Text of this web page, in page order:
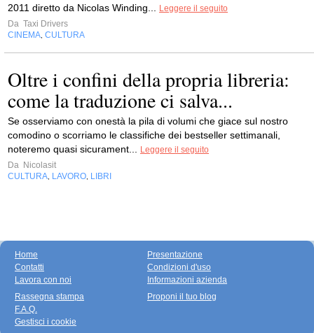
2011 diretto da Nicolas Winding...
Leggere il seguito
Da Taxi Drivers
CINEMA CULTURA
Oltre i confini della propria libreria:
come la traduzione ci salva...
Se osserviamo con onestà la pila di volumi che giace sul nostro
comodino o scorriamo le classifiche dei bestseller settimanali,
noteremo quasi sicurament...
Leggere il seguito
Da Nicolasit
CULTURA LAVORO LIBRI
Home
Contatti
Lavora con noi
Presentazione
Condizioni d'uso
Informazioni azienda
Rassegna stampa
F.A.Q.
Gestisci i cookie
Proponi il tuo blog